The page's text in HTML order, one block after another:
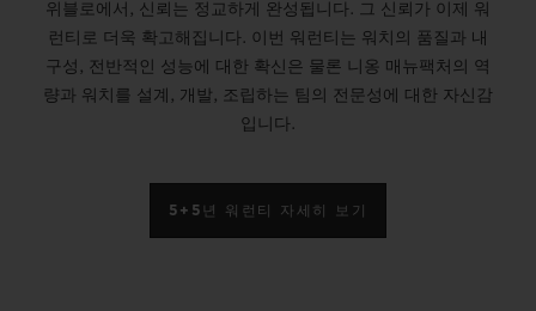
위블로에서, 신뢰는 정교하게 완성됩니다. 그 신뢰가 이제 워
런티로 더욱 확고해집니다. 이번 워런티는 워치의 품질과 내
구성, 전반적인 성능에 대한 확신은 물론 니옹 매뉴팩처의 역
량과 워치를 설계, 개발, 조립하는 팀의 전문성에 대한 자신감
입니다.
5+5년 워런티 자세히 보기